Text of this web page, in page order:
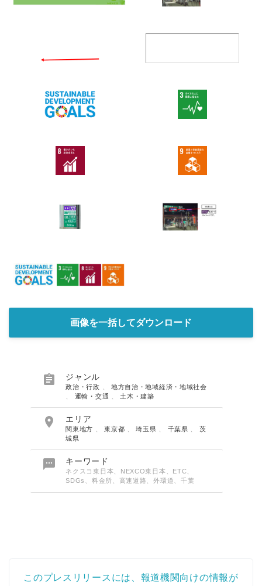
画像を一括してダウンロード
 ジャンル
政治・行政
地方自治・地域経済・地域社会
運輸・交通 土木・建築
 エリア
関東地方 、東京都 、埼玉県 千葉県
茨
城県
 キーワード
ネクスコ東日本、NEXCO東日本、ETC、
SDGs、料金所、高速道路、外環道、千葉
このプレスリリースには、報道機関向けの情報が